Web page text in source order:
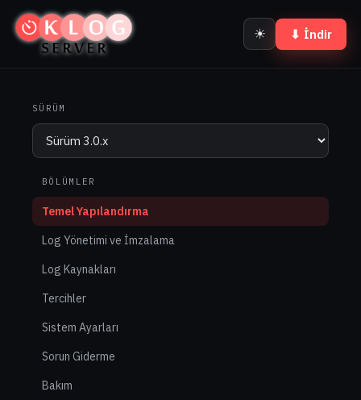
☀ ⬇ İndir
SÜRÜM
BÖLÜMLER
Temel Yapılandırma
Log Yönetimi ve İmzalama
Log Kaynakları
Tercihler
Sistem Ayarları
Sorun Giderme
Bakım